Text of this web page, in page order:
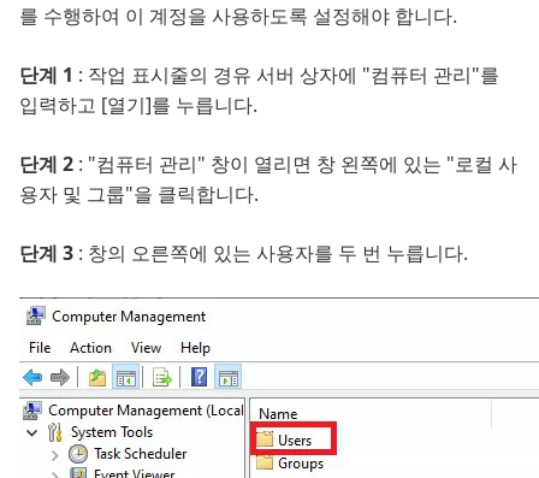
를 수행하여 이 계정을 사용하도록 설정해야 합니다.
단계 1 : 작업 표시줄의 경유 서버 상자에 "컴퓨터 관리"를
입력하고 [열기]를 누릅니다.
단계 2 : "컴퓨터 관리" 창이 열리면 창 왼쪽에 있는 "로컬 사
용자 및 그룹"을 클릭합니다.
단계 3 : 창의 오른쪽에 있는 사용자를 두 번 누릅니다.